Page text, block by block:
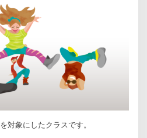
対象にしたクラスです。